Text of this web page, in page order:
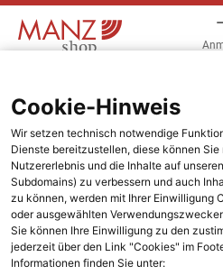
Cookie-Hinweis
Wir setzen technisch notwendige
Dienste bereitzustellen, diese können
Nutzererlebnis und die Inhalte auf
Subdomains) zu verbessern und auch
zu können, werden mit Ihrer Einwilligung
oder ausgewählten
Sie können Ihre Einwilligung zu den
jederzeit über den Link "Cookies" im
Informationen finden Sie unter: